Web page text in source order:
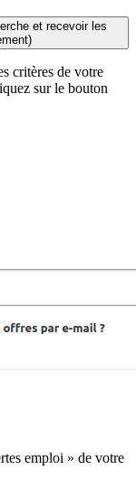
et recevoir les
critères de votre
sur le bouton
emploi » de votre